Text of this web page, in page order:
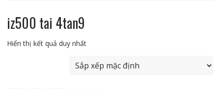
iz500 tai 4tan9
Hiển thị kết quả duy nhất